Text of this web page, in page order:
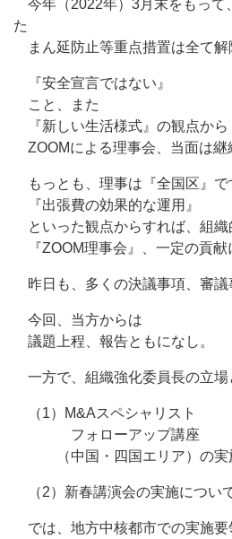
今年（2022年）3月末をもって
た
まん延防止等重点措置は全て解
『安全宣言ではない』
こと、また
『新しい生活様式』の観点から
ZOOMによる理事会、当面は
もっとも、理事は『全国区』で
『出張費の効果的な運用』
といった観点からすれば、組織
『ZOOM理事会』、一定の貢献
昨日も、多くの決議事項、審
今回、当方からは
議題上程、報告ともになし。
一方で、組織強化委員長の立場
（1）M&Aスペシャリスト
フォローアップ講座
（中国・四国エリア）の実
（2）新春講演会の実施につい
では、地方中核都市での実施要